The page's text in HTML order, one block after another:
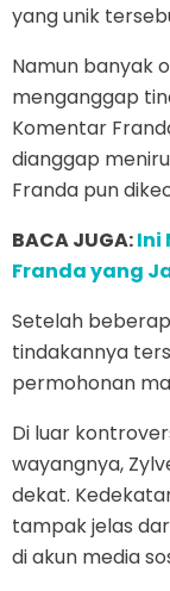
yang unik
Namun banyak
menganggap
Komentar
dianggap
Franda pun
BACA JUGA:Ini
Franda yang
Setelah
tindakannya
permohonan
Di luar
wayangnya,
dekat.
tampak jelas
di akun media